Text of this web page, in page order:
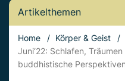
Artikelthemen
Home / Körper & Geist /
Juni‘22: Schlafen,
buddhistische